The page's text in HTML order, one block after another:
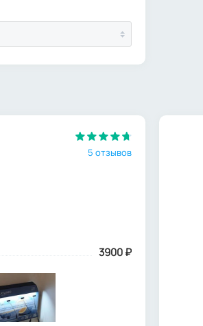
5 отзывов
3900₽